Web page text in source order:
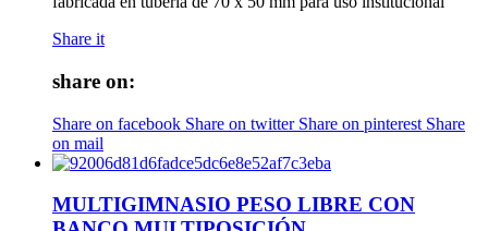
Share it
share on:
Share on facebook Share on twitter Share on pinterest Share
on mail
MULTIGIMNASIO PESO LIBRE CON